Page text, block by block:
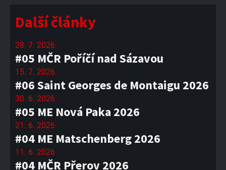
Další články
28. 7. 2026
#05 MČR Poříčí nad Sázavou
15. 7. 2026
#06 Saint Georges de Montaigu 2026
30. 6. 2026
#05 ME Nová Paka 2026
21. 6. 2026
#04 ME Matschenberg 2026
11. 6. 2026
#04 MČR Přerov 2026